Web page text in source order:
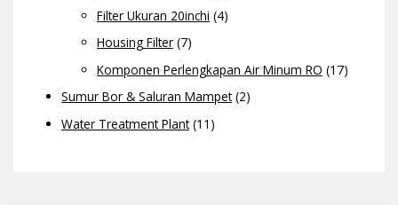
Filter Ukuran 20inchi (4)
Housing Filter (7)
Komponen Perlengkapan Air Minum RO (17)
Sumur Bor & Saluran Mampet(2)
Water Treatment Plant(11)